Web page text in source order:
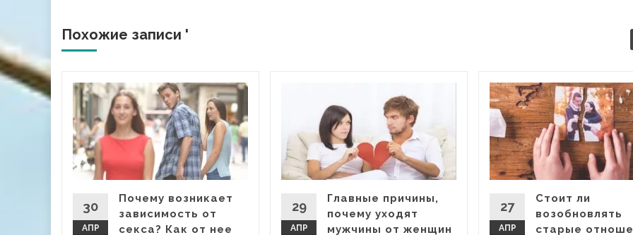
Похожие записи '
30
АПР
Почему возникает
зависимость от
секса? Как от нее
29
АПР
Главные причины,
почему уходят
мужчины от женщин
27
АПР
Стоит ли
возобновлять
старые